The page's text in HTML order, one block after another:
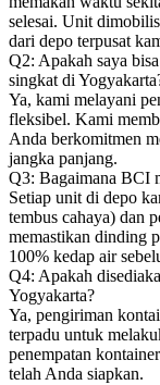
selesai. Unit
dari depo terpusat
Q2: Apakah saya
singkat di
Ya, kami melayani
fleksibel. Kami
Anda berkomitmen
jangka panjang.
Q3: Bagaimana BCI
Setiap unit di depo
tembus cahaya) dan
memastikan dinding
100% kedap air
Q4: Apakah
Yogyakarta?
Ya, pengiriman
terpadu untuk
penempatan
telah Anda siapkan.